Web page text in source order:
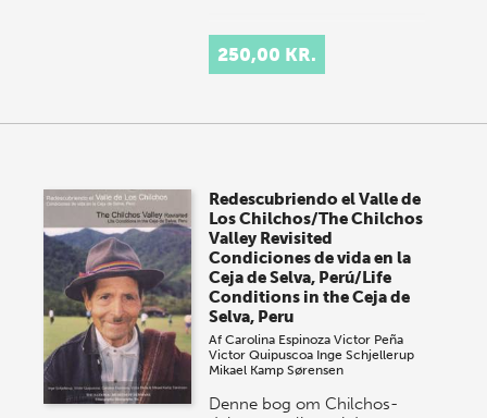
250,00 KR.
Redescubriendo el Valle de
Los Chilchos/The Chilchos
Valley Revisited
Condiciones de vida en la
Ceja de Selva, Perú/Life
Conditions in the Ceja de
Selva, Peru
AfCarolina Espinoza Victor Peña
Victor Quipuscoa Inge Schjellerup
Mikael Kamp Sørensen
Denne bog om Chilchos-